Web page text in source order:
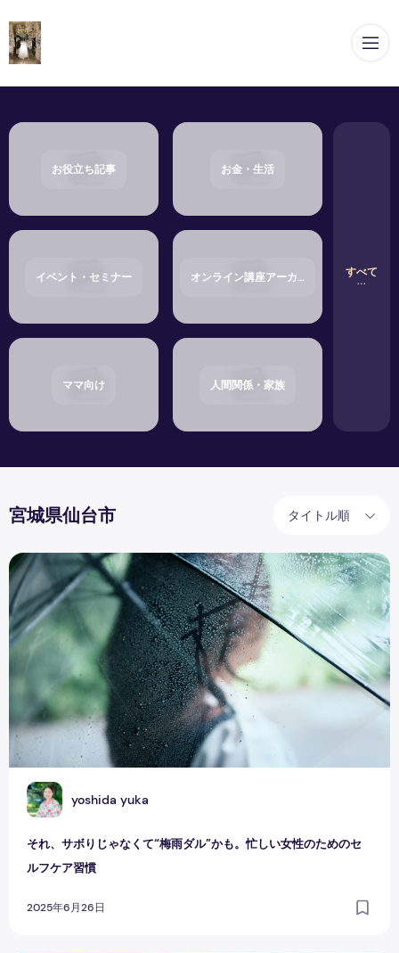
メ
お役立ち記事 お金・生活
イベント・セミナー オンライン講座アーカイブ・ショップ
ママ向け 人間関係・家族
すべて
宮城県仙台市 タイトル順
Y yoshida yuka
それ、サボりじゃなくて“梅雨ダル”かも。忙しい女性のためのセ
ルフケア習慣
2025年6月26日
それ、サボりじゃなくて“梅雨ダル”かも。忙しい女性のため